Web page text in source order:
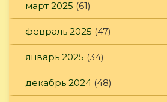
март 2025 (61)
февраль 2025 (47)
январь 2025 (34)
декабрь 2024 (48)